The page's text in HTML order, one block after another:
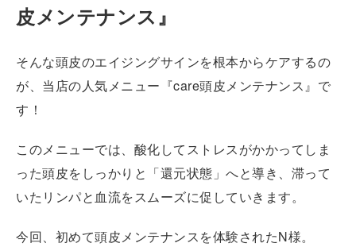
皮メンテナンス』
そんな頭皮のエイジングサインを根本からケアするの
が、当店の人気メニュー『care頭皮メンテナンス』で
す！
このメニューでは、酸化してストレスがかかってしま
った頭皮をしっかりと「還元状態」へと導き、滞って
いたリンパと血流をスムーズに促していきます。
今回、初めて頭皮メンテナンスを体験されたN様。